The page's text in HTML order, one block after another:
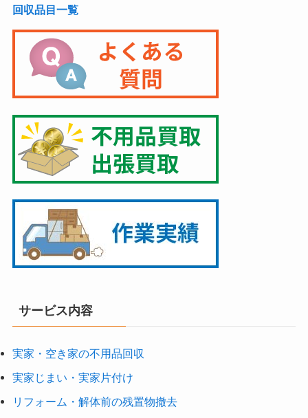
回収品目一覧
サービス内容
実家・空き家の不用品回収
実家じまい・実家片付け
リフォーム・解体前の残置物撤去